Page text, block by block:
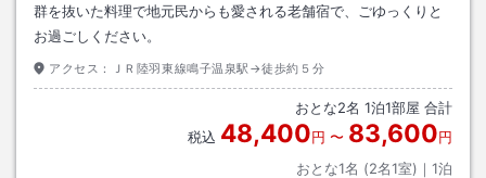
群を抜いた料理で地元民からも愛される老舗宿で、ごゆっくりと
お過ごしください。
アクセス： ＪＲ陸羽東線鳴子温泉駅→徒歩約５分
おとな2名 1泊1部屋 合計
税込 48,400円 〜 83,600円
おとな1名 (2名1室)｜ 1泊